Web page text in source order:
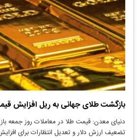
بازگشت طلای جهانی به ریل افزایش
دنیای معدن: قیمت طلا در معاملات روز جمعه
تضعیف ارزش دلار و تعدیل انتظارات برای